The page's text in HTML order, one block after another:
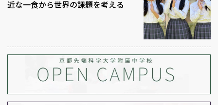
近な一食から世界の課題を考える